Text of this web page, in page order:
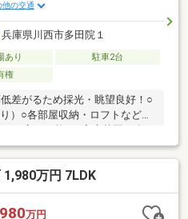
他の交通
兵庫県川西市多田院１
あり
駐車2台
権
差がるため採光・眺望良好！○
）○各部屋収納・ロフトなど充
で徒歩10分圏内！ 子育てが
のアクセルも良好！・多田小
中学校・・・徒歩6分（480
分（1520ｍ）・万代多田
療法人晋真会 ベリタス病
万円 7LDK
万円